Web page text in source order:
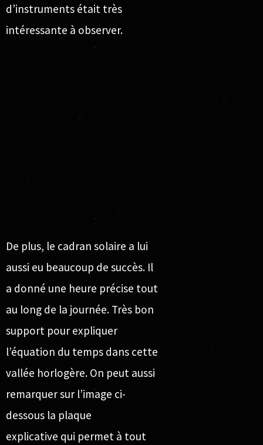
d’instruments était très
intéressante à observer.
De plus, le cadran solaire a lui
aussi eu beaucoup de succès. Il
a donné une heure précise tout
au long de la journée. Très bon
support pour expliquer
l’équation du temps dans cette
vallée horlogère. On peut aussi
remarquer sur l’image ci-
dessous la plaque
explicative qui permet à tout